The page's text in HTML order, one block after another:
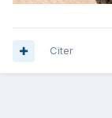
Citer